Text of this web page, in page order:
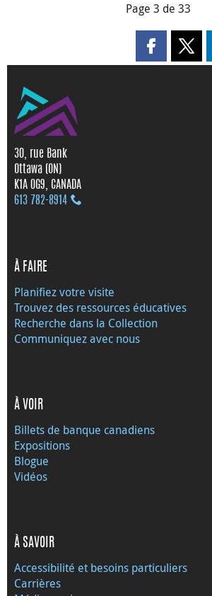
Page 3 de 33
Partager
30, rue Bank
Ottawa (ON)
K1A 0G9, CANADA
613 782‑8914
À FAIRE
Planifiez votre visite
Trouvez des ressources éducatives
Recherche dans la Collection
Communiquez avec nous
À VOIR
Billets de banque canadiens
Expositions
Blogue
Vidéos
À SAVOIR
Accessibilité et besoins particuliers
Carrières